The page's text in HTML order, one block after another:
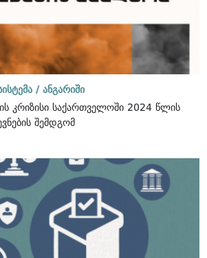
/ ანგარიში
კრიზისი საქართველოში 2024 წლის
შემდგომ